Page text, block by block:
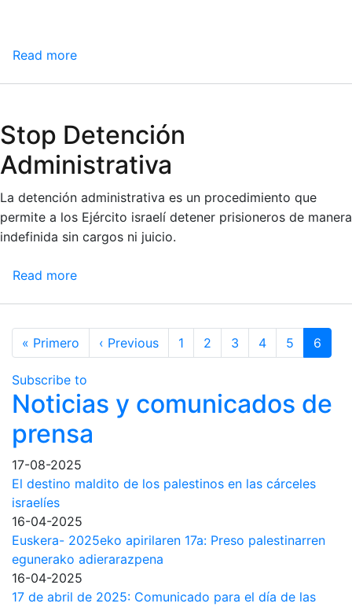
EN
JERUSALÉN:
Read more
ACCIÓN:
LA
COMUNIDAD
INTERNACIONAL
DEBE
TOMAR
PARA
DETENER
ATAQUE
DE
ISRAEL
CONTRA
LAS
PERSONAS
EN
JERUSALÉN:
Stop Detención
Administrativa
La detención administrativa es un procedimiento que
permite a los Ejército israelí detener prisioneros de manera
indefinida sin cargos ni juicio.
Read more
Administrativa
Pagination
« Primero First page
‹ PreviousPrevious page
1 2 3 4 5 6
Subscribe to
Noticias y comunicados de
prensa
17-08-2025
El destino maldito de los palestinos en las cárceles
israelíes
16-04-2025
Euskera- 2025eko apirilaren 17a: Preso palestinarren
egunerako adierarazpena
16-04-2025
17 de abril de 2025: Comunicado para el día de las